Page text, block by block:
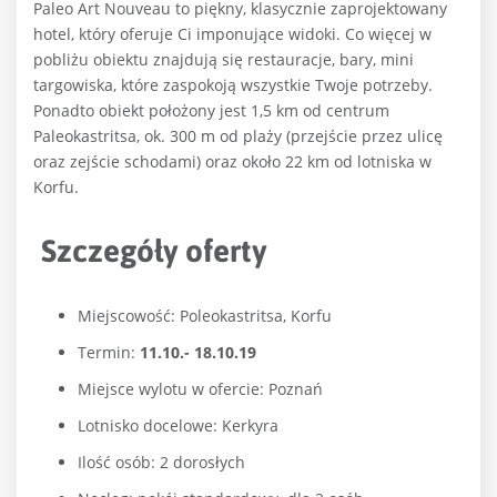
Paleo Art Nouveau to piękny, klasycznie zaprojektowany
hotel, który oferuje Ci imponujące widoki. Co więcej w
pobliżu obiektu znajdują się restauracje, bary, mini
targowiska, które zaspokoją wszystkie Twoje potrzeby.
Ponadto obiekt położony jest 1,5 km od centrum
Paleokastritsa, ok. 300 m od plaży (przejście przez ulicę
oraz zejście schodami) oraz około 22 km od lotniska w
Korfu.
Szczegóły oferty
Miejscowość: Poleokastritsa, Korfu
Termin: 11.10.- 18.10.19
Miejsce wylotu w ofercie: Poznań
Lotnisko docelowe: Kerkyra
Ilość osób: 2 dorosłych